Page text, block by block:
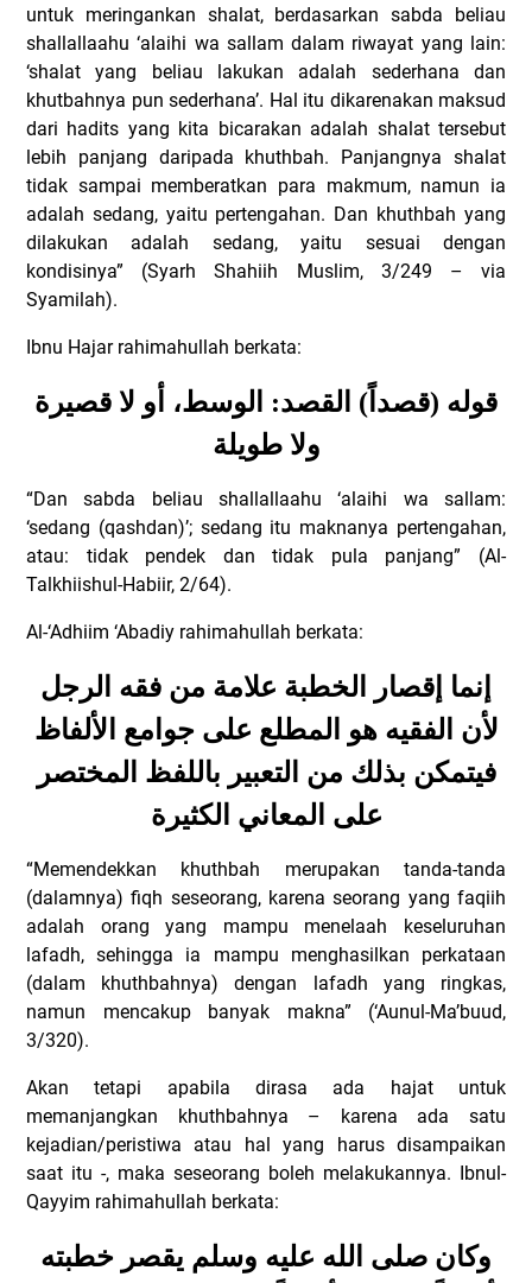
untuk meringankan shalat, berdasarkan sabda beliau
shallallaahu ‘alaihi wa sallam dalam riwayat yang lain:
‘shalat yang beliau lakukan adalah sederhana dan
khutbahnya pun sederhana’. Hal itu dikarenakan maksud
dari hadits yang kita bicarakan adalah shalat tersebut
lebih panjang daripada khuthbah. Panjangnya shalat
tidak sampai memberatkan para makmum, namun ia
adalah sedang, yaitu pertengahan. Dan khuthbah yang
dilakukan adalah sedang, yaitu sesuai dengan
kondisinya” (Syarh Shahiih Muslim, 3/249 – via
Syamilah).
Ibnu Hajar rahimahullah berkata:
قوله (قصداً) القصد: الوسط، أو لا قصيرة
ولا طويلة
“Dan sabda beliau shallallaahu ‘alaihi wa sallam:
‘sedang (qashdan)’; sedang itu maknanya pertengahan,
atau: tidak pendek dan tidak pula panjang” (Al-
Talkhiishul-Habiir, 2/64).
Al-‘Adhiim ‘Abadiy rahimahullah berkata:
إنما إقصار الخطبة علامة من فقه الرجل
لأن الفقيه هو المطلع على جوامع الألفاظ
فيتمكن بذلك من التعبير باللفظ المختصر
على المعاني الكثيرة
“Memendekkan khuthbah merupakan tanda-tanda
(dalamnya) fiqh seseorang, karena seorang yang faqiih
adalah orang yang mampu menelaah keseluruhan
lafadh, sehingga ia mampu menghasilkan perkataan
(dalam khuthbahnya) dengan lafadh yang ringkas,
namun mencakup banyak makna” (‘Aunul-Ma’buud,
3/320).
Akan tetapi apabila dirasa ada hajat untuk
memanjangkan khuthbahnya – karena ada satu
kejadian/peristiwa atau hal yang harus disampaikan
saat itu -, maka seseorang boleh melakukannya. Ibnul-
Qayyim rahimahullah berkata:
وكان صلى الله عليه وسلم يقصر خطبته